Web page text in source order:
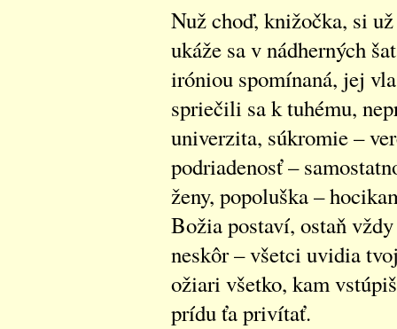
Nuž choď, knižočka, si
ukáže sa v nádherných
iróniou spomínaná, jej
spriečili sa k tuhému,
univerzita, súkromie –
podriadenosť –
ženy, popoluška –
Božia postaví, ostaň
neskôr – všetci uvidia
ožiari všetko, kam
prídu ťa privítať.